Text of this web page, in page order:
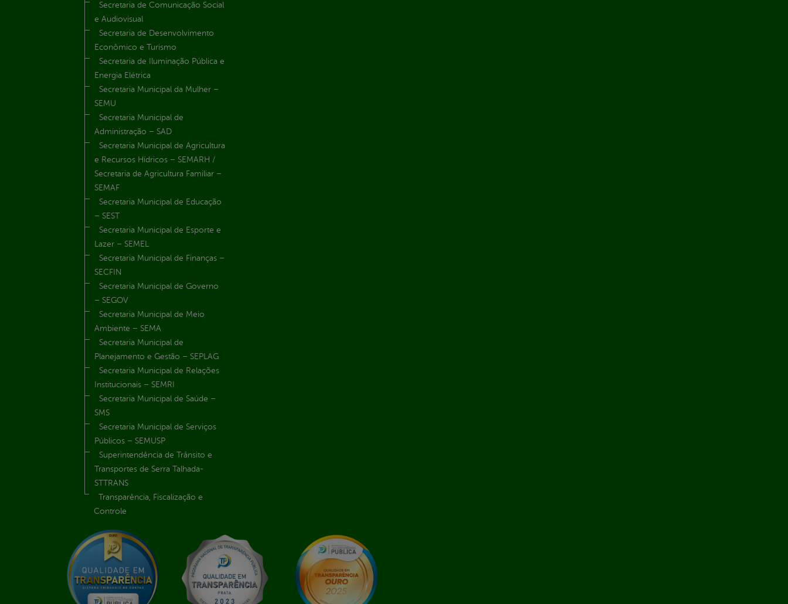
Secretaria de Comunicação Social
e Audiovisual
Secretaria de Desenvolvimento
Econômico e Turismo
Secretaria de Iluminação Pública e
Energia Elétrica
Secretaria Municipal da Mulher –
SEMU
Secretaria Municipal de
Administração – SAD
Secretaria Municipal de Agricultura
e Recursos Hídricos – SEMARH /
Secretaria de Agricultura Familiar –
SEMAF
Secretaria Municipal de Educação
– SEST
Secretaria Municipal de Esporte e
Lazer – SEMEL
Secretaria Municipal de Finanças –
SECFIN
Secretaria Municipal de Governo
– SEGOV
Secretaria Municipal de Meio
Ambiente – SEMA
Secretaria Municipal de
Planejamento e Gestão – SEPLAG
Secretaria Municipal de Relações
Institucionais – SEMRI
Secretaria Municipal de Saúde –
SMS
Secretaria Municipal de Serviços
Públicos – SEMUSP
Superintendência de Trânsito e
Transportes de Serra Talhada-
STTRANS
Transparência, Fiscalização e
Controle